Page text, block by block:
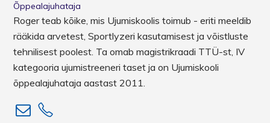
Õppealajuhataja
Roger teab kõike, mis Ujumiskoolis toimub - eriti meeldib
rääkida arvetest, Sportlyzeri kasutamisest ja võistluste
tehnilisest poolest. Ta omab magistrikraadi TTÜ-st, IV
kategooria ujumistreeneri taset ja on Ujumiskooli
õppealajuhataja aastast 2011.